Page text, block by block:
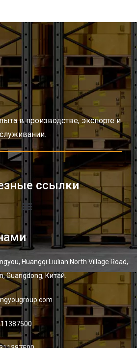
в производстве, экспорте и
ссылки
Huangqi Liulian North Village Road,
Guangdong, Китай.